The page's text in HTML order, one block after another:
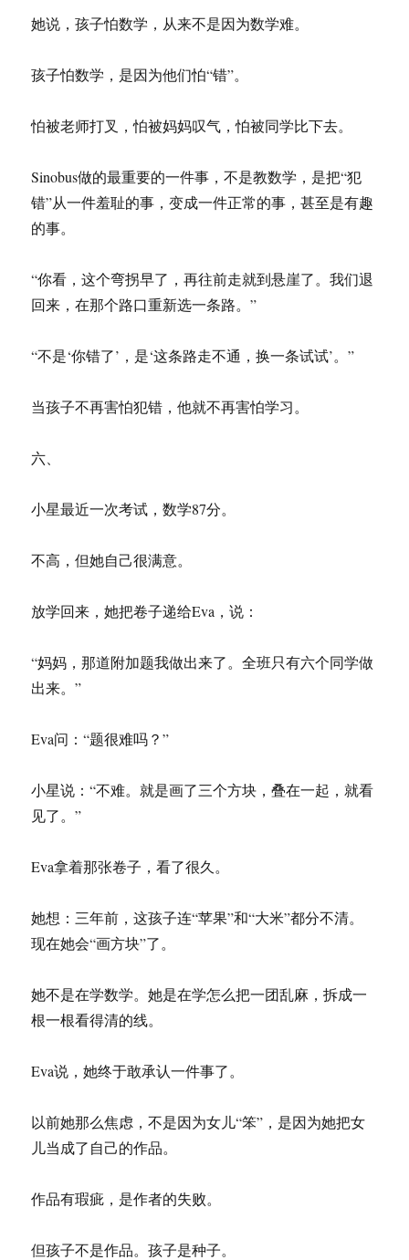
她说，孩子怕数学，从来不是因为数学难。
孩子怕数学，是因为他们怕“错”。
怕被老师打叉，怕被妈妈叹气，怕被同学比下去。
Sinobus做的最重要的一件事，不是教数学，是把“犯
错”从一件羞耻的事，变成一件正常的事，甚至是有趣
的事。
“你看，这个弯拐早了，再往前走就到悬崖了。我们退
回来，在那个路口重新选一条路。”
“不是‘你错了’，是‘这条路走不通，换一条试试’。”
当孩子不再害怕犯错，他就不再害怕学习。
六、
小星最近一次考试，数学87分。
不高，但她自己很满意。
放学回来，她把卷子递给Eva，说：
“妈妈，那道附加题我做出来了。全班只有六个同学做
出来。”
Eva问：“题很难吗？”
小星说：“不难。就是画了三个方块，叠在一起，就看
见了。”
Eva拿着那张卷子，看了很久。
她想：三年前，这孩子连“苹果”和“大米”都分不清。
现在她会“画方块”了。
她不是在学数学。她是在学怎么把一团乱麻，拆成一
根一根看得清的线。
Eva说，她终于敢承认一件事了。
以前她那么焦虑，不是因为女儿“笨”，是因为她把女
儿当成了自己的作品。
作品有瑕疵，是作者的失败。
但孩子不是作品。孩子是种子。